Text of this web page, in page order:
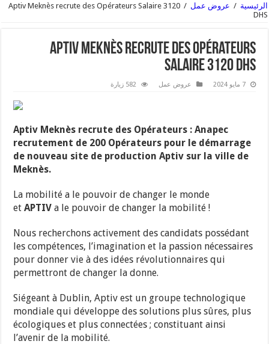
الرئيسية / عروض عمل /
Aptiv Meknès recrute des Opérateurs Salaire 3120
DHS
Aptiv Meknès recrute des Opérateurs
Salaire 3120 DHS
7 مايو 2024 عروض عمل 582 زيارة
Aptiv Meknès recrute des Opérateurs : Anapec
recrutement de 200 Opérateurs pour le démarrage
de nouveau site de production Aptiv sur la ville de
Meknès.
La mobilité a le pouvoir de changer le monde
etAPTIVa le pouvoir de changer la mobilité !
Nous recherchons activement des candidats possédant
les compétences, l’imagination et la passion nécessaires
pour donner vie à des idées révolutionnaires qui
permettront de changer la donne.
Siégeant à Dublin, Aptiv est un groupe technologique
mondiale qui développe des solutions plus sûres, plus
écologiques et plus connectées ; constituant ainsi
l’avenir de la mobilité.